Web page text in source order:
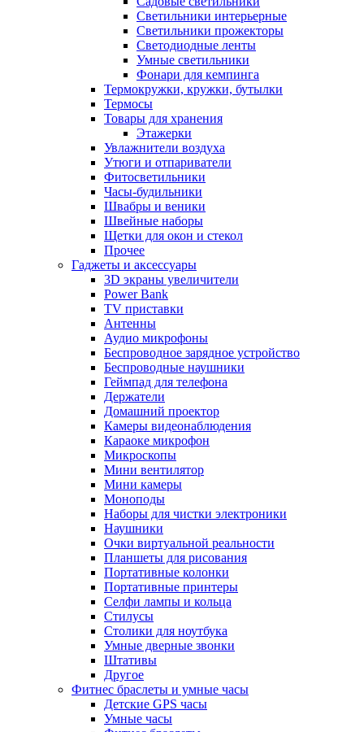
Светильники интерьерные
Светильники прожекторы
Светодиодные ленты
Умные светильники
Фонари для кемпинга
Термокружки, кружки, бутылки
Термосы
Товары для хранения
Этажерки
Увлажнители воздуха
Утюги и отпариватели
Фитосветильники
Часы-будильники
Швабры и веники
Швейные наборы
Щетки для окон и стекол
Прочее
Гаджеты и аксессуары
3D экраны увеличители
Power Bank
TV приставки
Антенны
Аудио микрофоны
Беспроводное зарядное устройство
Беспроводные наушники
Геймпад для телефона
Держатели
Домашний проектор
Камеры видеонаблюдения
Караоке микрофон
Микроскопы
Мини вентилятор
Мини камеры
Моноподы
Наборы для чистки электроники
Наушники
Очки виртуальной реальности
Планшеты для рисования
Портативные колонки
Портативные принтеры
Селфи лампы и кольца
Стилусы
Столики для ноутбука
Умные дверные звонки
Штативы
Другое
Фитнес браслеты и умные часы
Детские GPS часы
Умные часы